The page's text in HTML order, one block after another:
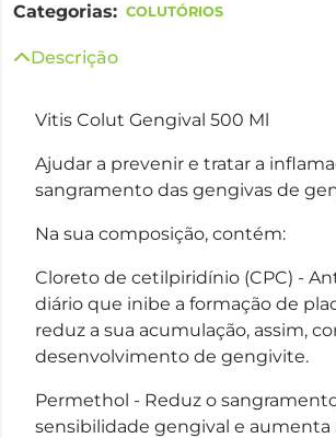
Categorias: COLUTÓRIOS
Descrição
Vitis Colut Gengival 500 Ml
Ajudar a prevenir e tratar a
sangramento das gengivas de
Na sua composição, contém:
Cloreto de cetilpiridínio (CPC) -
diário que inibe a formação de
reduz a sua acumulação, assim,
desenvolvimento de gengivite.
Permethol - Reduz o
sensibilidade gengival e aumenta